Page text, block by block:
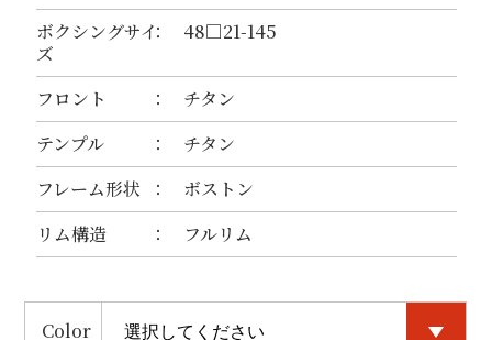
ボクシングサイ
ズ
48□21-145
フロント
チタン
テンプル
チタン
フレーム形状
ボストン
リム構造
フルリム
Color